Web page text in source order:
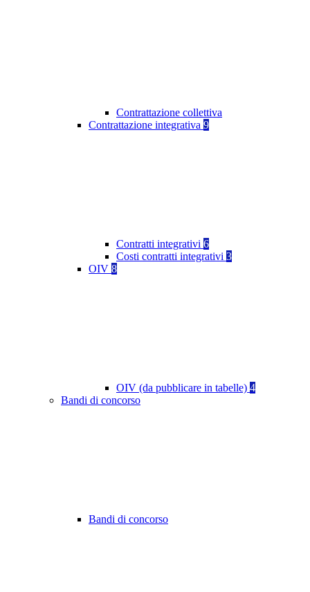
Contrattazione collettiva
Contrattazione integrativa 9
Contratti integrativi 6
Costi contratti integrativi 3
OIV 8
OIV (da pubblicare in tabelle) 4
Bandi di concorso
Bandi di concorso